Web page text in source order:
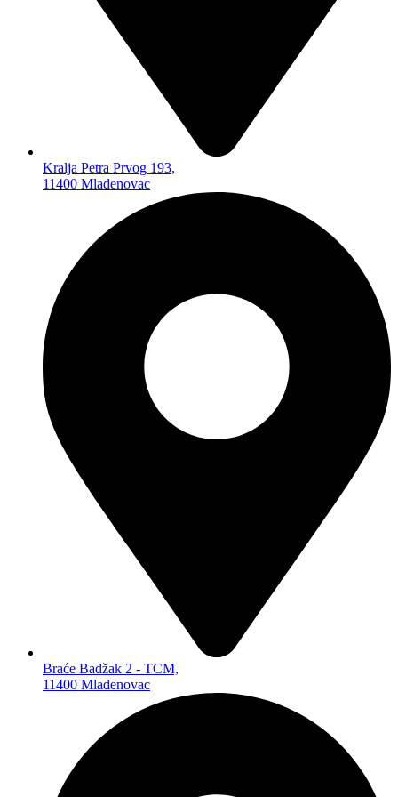
ČITAČI MEMO KARTICA
FLEŠEVI ZA MOBILNE
TELEFONE
SPOLJNI HARD
AUTO PROGRAM
AUTO PLEJERI
AUTO ZVUČNICI
AUTO KAMERE
FM TRANSMITERI
TELEVIZORI I OPREMA
TELEVIZORI
SET TOP BOKSEVI –
ANDROID TV ADAPTERI
DALJINSKI UPRAVLJAČI
ANTENE
ZA FIKSNE TELEFONE
POWERBANKOVI
PUNJAČI BATERIJA
KUĆNA RASVETA
LAMPE
REFLEKTORI
SIJALICE
BATERISKE LAMPE
PANELI
Kralja Petra Prvog 193,
11400 Mladenovac
Braće Badžak 2 - TCM,
11400 Mladenovac